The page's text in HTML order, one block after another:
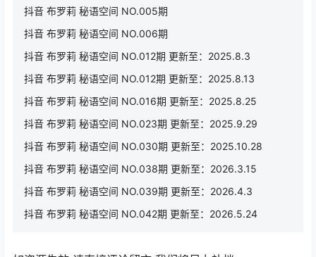
抖音 布罗莉 秘语空间 NO.005期
抖音 布罗莉 秘语空间 NO.006期
抖音 布罗莉 秘语空间 NO.012期 更新至：2025.8.3
抖音 布罗莉 秘语空间 NO.012期 更新至：2025.8.13
抖音 布罗莉 秘语空间 NO.016期 更新至：2025.8.25
抖音 布罗莉 秘语空间 NO.023期 更新至：2025.9.29
抖音 布罗莉 秘语空间 NO.030期 更新至：2025.10.28
抖音 布罗莉 秘语空间 NO.038期 更新至：2026.3.15
抖音 布罗莉 秘语空间 NO.039期 更新至：2026.4.3
抖音 布罗莉 秘语空间 NO.042期 更新至：2026.5.24